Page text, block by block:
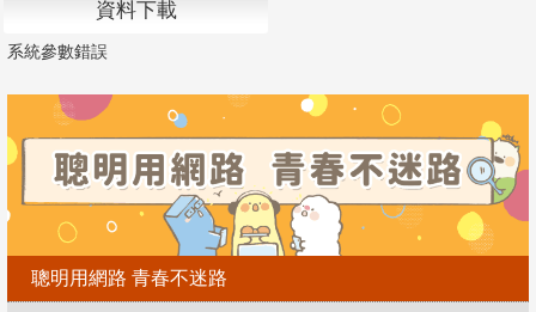
資料下載
系統參數錯誤
聰明用網路 青春不迷路